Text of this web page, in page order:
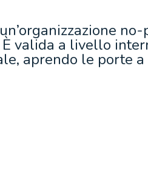
valida a livello
aprendo le porte